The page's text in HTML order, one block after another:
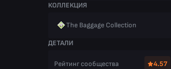
КОЛЛЕКЦИЯ
The Baggage Collection
ДЕТАЛИ
Рейтинг сообщества 4.57